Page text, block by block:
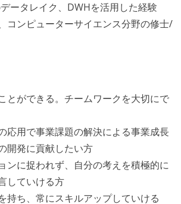
ータレイク、DWHを活用した経験
コンピューターサイエンス分野の修士/
とができる。チームワークを大切にで
応用で事業課題の解決による事業成長
開発に貢献したい方
ンに捉われず、自分の考えを積極的に
していける方
持ち、常にスキルアップしていける